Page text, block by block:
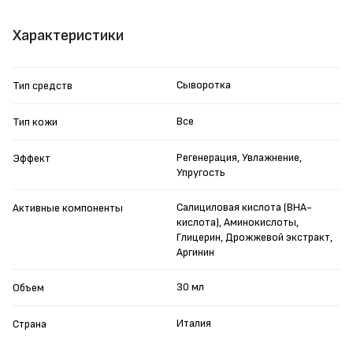
Характеристики
Тип средств Сыворотка
Тип кожи Все
Эффект
Регенерация, Увлажнение,
Упругость
Активные компоненты
Салициловая кислота (ВНА-
кислота), Аминокислоты,
Глицерин, Дрожжевой экстракт,
Аргинин
Объем 30 мл
Страна Италия